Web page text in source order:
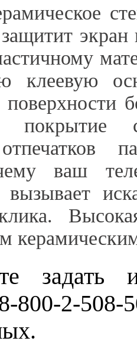
клеевую
покрытие
ваш
задать
800-2-508-